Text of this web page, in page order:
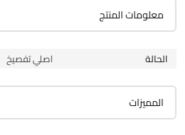
معلومات المنتج
الحالة اصلي تفصيخ
المميزات